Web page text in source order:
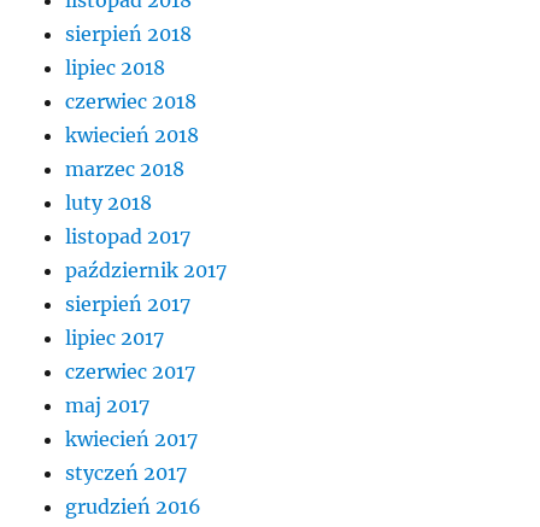
sierpień 2018
lipiec 2018
czerwiec 2018
kwiecień 2018
marzec 2018
luty 2018
listopad 2017
październik 2017
sierpień 2017
lipiec 2017
czerwiec 2017
maj 2017
kwiecień 2017
styczeń 2017
grudzień 2016